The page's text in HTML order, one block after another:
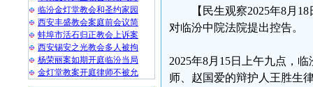
临汾金灯堂教会和圣约家园
西安丰盛教会案庭前会议简
蚌埠市活石归正教会上诉案
西安锡安之光教会多人被拘
杨荣丽案如期开庭临汾当局
金灯堂教案开庭律师不被允
【民生观察2025年8月
对临汾中院法院提出控告。
2025年8月15日上午九点，
师、赵国爱的辩护人王胜生